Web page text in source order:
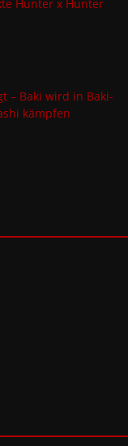
Hunter x Hunter
– Baki wird in Baki-
kämpfen